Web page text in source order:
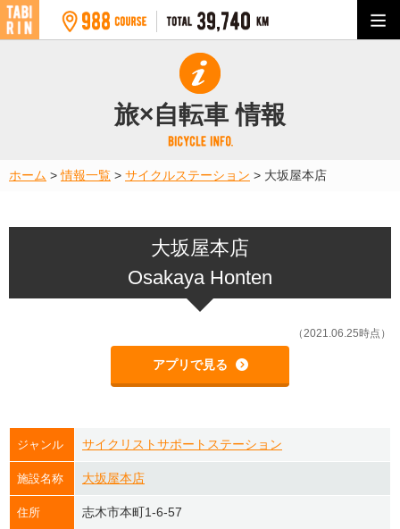
旅×自転車 情報
ホーム >情報一覧 > サイクルステーション > 大坂屋本店
大坂屋本店
Osakaya Honten
（2021.06.25時点）
アプリで見る
ジャンル サイクリストサポートステーション
施設名称 大坂屋本店
住所 志木市本町1-6-57